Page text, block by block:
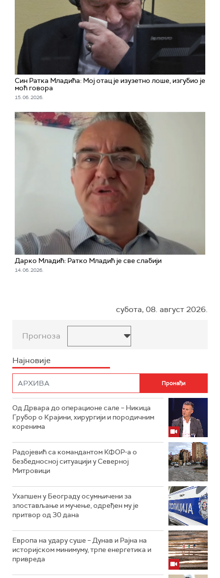
Син Ратка Младића: Мој отац је изузетно лоше, изгубио је
моћ говора
15. 06. 2026.
Дарко Младић: Ратко Младић је све слабији
14. 06. 2026.
субота, 08. август 2026.
Прогноза
Најновије
Од Дрвара до операционе сале – Никица
Грубор о Крајини, хирургији и породичним
коренима
Радојевић са командантом КФОР-а о
безбедносној ситуацији у Северној
Митровици
Ухапшен у Београду осумњичени за
злостављање и мучење, одређен му је
притвор од 30 дана
Европа на удару суше – Дунав и Рајна на
историјском минимуму, трпе енергетика и
привреда